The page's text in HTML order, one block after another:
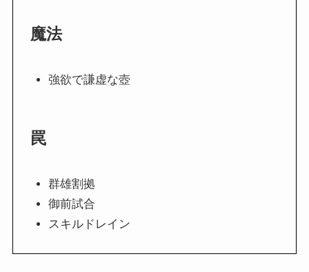
魔法
強欲で謙虚な壺
罠
群雄割拠
御前試合
スキルドレイン